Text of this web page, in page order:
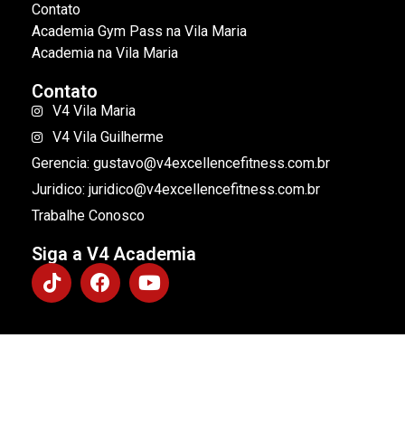
Contato
Academia Gym Pass na Vila Maria
Academia na Vila Maria
Contato
V4 Vila Maria
V4 Vila Guilherme
Gerencia: gustavo@v4excellencefitness.com.br
Juridico: juridico@v4excellencefitness.com.br
Trabalhe Conosco
Siga a V4 Academia